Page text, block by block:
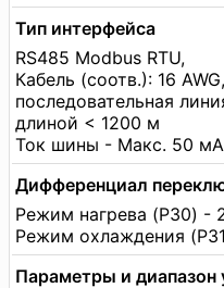
Тип интерфейса
RS485 Modbus RTU,
Кабель (соотв.): 16
последовательная
длиной < 1200 м
Ток шины - Макс. 50 мА
Дифференциал
Режим нагрева (P30) -
Режим охлаждения
Параметры и диапазон